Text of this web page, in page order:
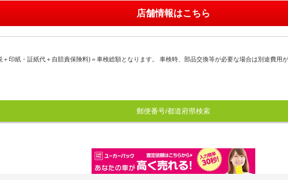
店舗情報はこちら
印紙・証紙代＋自賠責保険料)＝車検総額となります。 車検時、部品交換等が必要な場合は別途費用が
郵便番号/都道府県検索